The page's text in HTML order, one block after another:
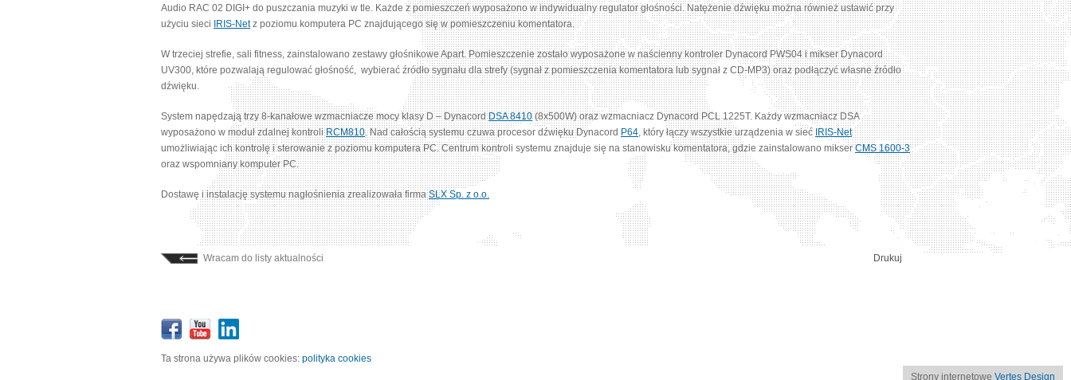
Audio RAC 02 DIGI+ do puszczania muzyki w tle. Każde z pomieszczeń wyposażono w indywidualny regulator głośności. Natężenie dźwięku można również ustawić przy
użyciu sieci
IRIS-Netz poziomu komputera PC znajdującego się w pomieszczeniu komentatora.
W trzeciej strefie, sali fitness, zainstalowano zestawy głośnikowe Apart. Pomieszczenie zostało wyposażone w naścienny kontroler Dynacord PWS04 i mikser Dynacord
UV300, które pozwalają regulować głośność, wybierać źródło sygnału dla strefy (sygnał z pomieszczenia komentatora lub sygnał z CD-MP3) oraz podłączyć własne źródło
dźwięku.
System napędzają trzy 8-kanałowe wzmacniacze mocy klasy D – Dynacord DSA 8410(8x500W) oraz wzmacniacz Dynacord PCL 1225T. Każdy wzmacniacz DSA
wyposażono w moduł zdalnej kontroli RCM810. Nad całością systemu czuwa procesor dźwięku Dynacord P64, który łączy wszystkie urządzenia w sieć IRIS-Net
umożliwiając ich kontrolę i sterowanie z poziomu komputera PC. Centrum kontroli systemu znajduje się na stanowisku komentatora, gdzie zainstalowano mikserCMS 1600-3
oraz wspomniany komputer PC.
Dostawę i instalację systemu nagłośnienia zrealizowała firmaSLX Sp. z o.o.
Wracam do listy aktualności Drukuj
Ta strona używa plików cookies: polityka cookies
Strony internetowe Vertes Design